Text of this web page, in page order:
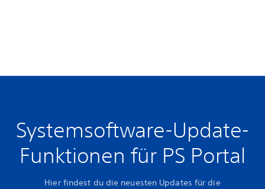
Systemsoftware-Update-
Funktionen für PS Portal
Hier findest du die neuesten Updates für die